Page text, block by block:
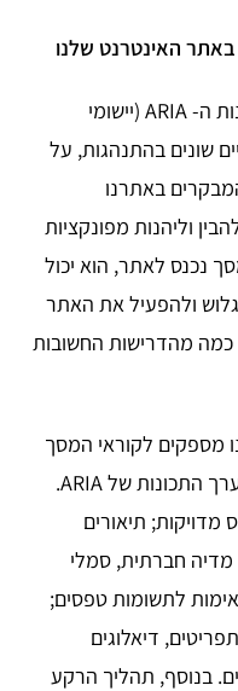
האינטרנט שלנו
האתר שלנו מיישם את טכניקת תכונות ה- ARIA (יישומי
שונים בהתנהגות, על
באתרנו
וליהנות מפונקציות
נכנס לאתר, הוא יכול
ולהפעיל את האתר
מהדרישות החשובות
מספקים לקוראי המסך
נתונים משמעותיים באמצעות מערך התכונות של ARIA.
מדויקות; תיאורים
מדיה חברתית, סמלי
לתשומות טפסים;
דיאלוגים
בנוסף, תהליך הרקע